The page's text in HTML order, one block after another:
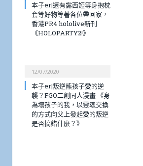
本子er|還有露西婭等身抱枕
套等好物等著各位帶回家，
香港PR4 hololive新刊
《HOLOPARTY2!》
12/07/2020
本子er|叛逆熊孩子愛的逆
襲？FGO二創同人漫畫 《身
為壞孩子的我，以靈魂交換
的方式向父上發起愛的叛逆
是否搞錯什麼？》